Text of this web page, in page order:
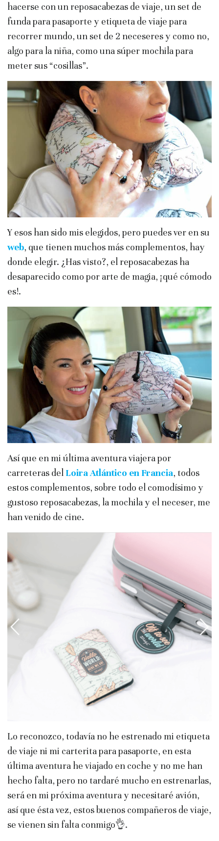
hacerse con un reposacabezas de viaje, un set de
funda para pasaporte y etiqueta de viaje para
recorrer mundo, un set de 2 neceseres y como no,
algo para la niña, como una súper mochila para
meter sus “cosillas”.
Y esos han sido mis elegidos, pero puedes ver en su
web, que tienen muchos más complementos, hay
donde elegir. ¿Has visto?, el reposacabezas ha
desaparecido como por arte de magia, ¡qué cómodo
es!.
Así que en mi última aventura viajera por
carreteras del Loira Atlántico en Francia, todos
estos complementos, sobre todo el comodísimo y
gustoso reposacabezas, la mochila y el neceser, me
han venido de cine.
Lo reconozco, todavía no he estrenado mi etiqueta
de viaje ni mi carterita para pasaporte, en esta
última aventura he viajado en coche y no me han
hecho falta, pero no tardaré mucho en estrenarlas,
será en mi próxima aventura y necesitaré avión,
así que ésta vez, estos buenos compañeros de viaje,
se vienen sin falta conmigo👌.